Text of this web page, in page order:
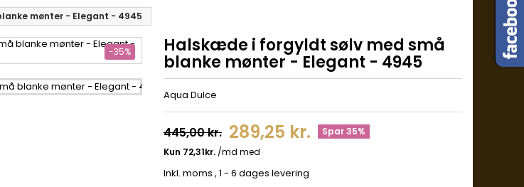
mønter - Elegant - 4945
-35% Halskæde i forgyldt sølv med små
blanke mønter - Elegant - 4945
Aqua Dulce
445,00 kr. 289,25 kr. Spar 35%
Inkl. moms , 1 - 6 dages levering